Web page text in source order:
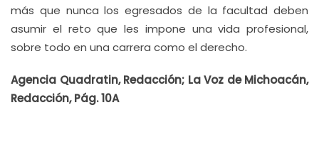
más que nunca los egresados de la facultad deben
asumir el reto que les impone una vida profesional,
sobre todo en una carrera como el derecho.
Agencia Quadratin, Redacción; La Voz de Michoacán,
Redacción, Pág. 10A